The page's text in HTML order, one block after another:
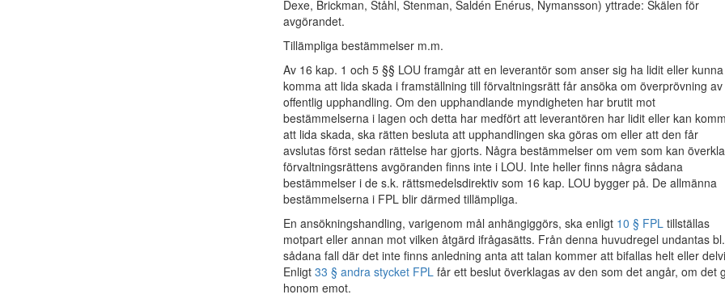
Dexe, Brickman, Ståhl, Stenman, Saldén Enérus, Nymansson) yttrade: Skälen för
avgörandet.
Tillämpliga bestämmelser m.m.
Av 16 kap. 1 och 5 §§ LOU framgår att en leverantör som anser sig ha lidit eller kunna
komma att lida skada i framställning till förvaltningsrätt får ansöka om överprövning av
offentlig upphandling. Om den upphandlande myndigheten har brutit mot
bestämmelserna i lagen och detta har medfört att leverantören har lidit eller kan
att lida skada, ska rätten besluta att upphandlingen ska göras om eller att den får
avslutas först sedan rättelse har gjorts. Några bestämmelser om vem som kan
förvaltningsrättens avgöranden finns inte i LOU. Inte heller finns några sådana
bestämmelser i de s.k. rättsmedelsdirektiv som 16 kap. LOU bygger på. De allmänna
bestämmelserna i FPL blir därmed tillämpliga.
En ansökningshandling, varigenom mål anhängiggörs, ska enligt 10 § FPL tillställas
motpart eller annan mot vilken åtgärd ifrågasätts. Från denna huvudregel undantas
sådana fall där det inte finns anledning anta att talan kommer att bifallas helt eller
Enligt 33 § andra stycket FPL får ett beslut överklagas av den som det angår, om det
honom emot.